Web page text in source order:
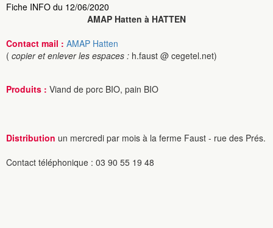
Fiche INFO du 12/06/2020
AMAP Hatten à HATTEN
Contact mail : AMAP Hatten
( copier et enlever les espaces : h.faust @ cegetel.net)
Produits : Viand de porc BIO, pain BIO
Distribution un mercredi par mois à la ferme Faust - rue des Prés.
Contact téléphonique : 03 90 55 19 48